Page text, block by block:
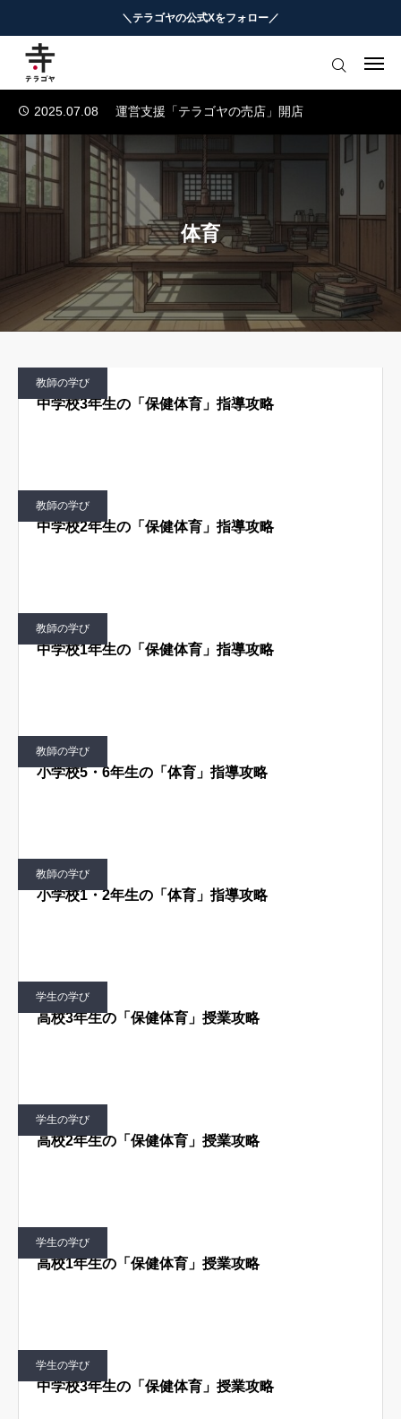
＼テラゴヤの公式Xをフォロー／
2025.07.04
テラゴヤ正式公開のお知らせ
2024.01.23
2025.07.08
運営支援「テラゴヤの売店」開店
TERAGOYAのブランドガイドライン
2025.07.04
テラゴヤ正式公開のお知らせ
2024.01.23
テラゴヤβ版公開のお知らせ
2025.07.08
運営支援「テラゴヤの売店」開店
2025.07.05
TERAGOYAのブランドガイドライン
体育
教師の学び
中学校3年生の「保健体育」指導攻略
教師の学び
中学校2年生の「保健体育」指導攻略
教師の学び
中学校1年生の「保健体育」指導攻略
教師の学び
小学校5・6年生の「体育」指導攻略
教師の学び
小学校1・2年生の「体育」指導攻略
学生の学び
高校3年生の「保健体育」授業攻略
学生の学び
高校2年生の「保健体育」授業攻略
学生の学び
高校1年生の「保健体育」授業攻略
学生の学び
中学校3年生の「保健体育」授業攻略
はじめての方へ
教育ニュースまとめ
ヨミモノ・特集
マナビ・学習攻略
お役立ちリンク集
テラゴヤ週報
知能工作研究所
テラゴヤ週報
お問い合わせ ご利用規約